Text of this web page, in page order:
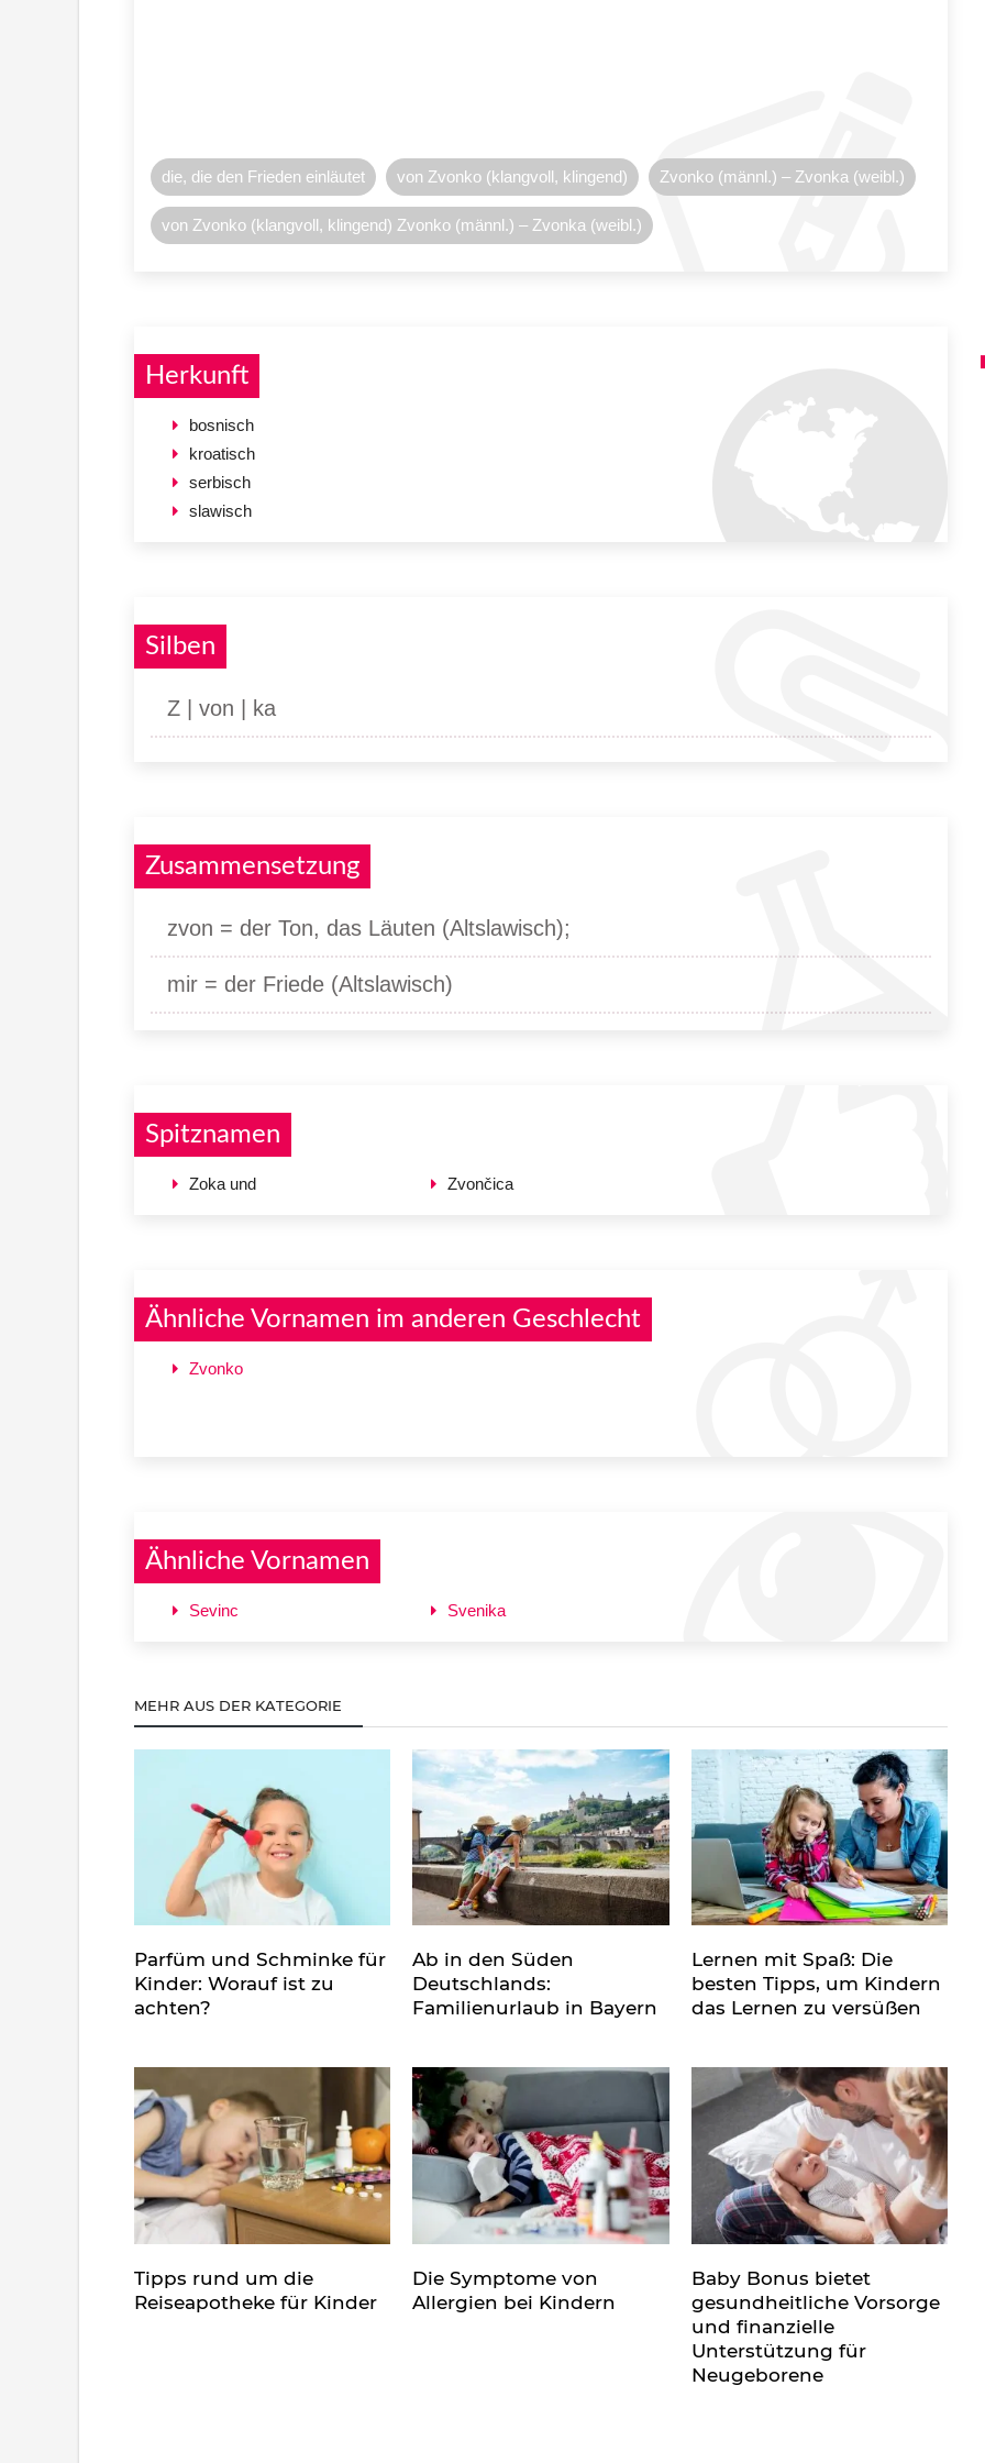
die, die den Frieden einläutet von Zvonko (klangvoll, klingend) Zvonko (männl.) – Zvonka (weibl.)
von Zvonko (klangvoll, klingend) Zvonko (männl.) – Zvonka (weibl.)
Herkunft
bosnisch
kroatisch
serbisch
slawisch
Silben
Z | von | ka
Zusammensetzung
zvon = der Ton, das Läuten (Altslawisch);
mir = der Friede (Altslawisch)
Spitznamen
Zoka und Zvončica
Ähnliche Vornamen im anderen Geschlecht
Zvonko
Ähnliche Vornamen
Sevinc Svenika
MEHR AUS DER KATEGORIE
Parfüm und Schminke für
Kinder: Worauf ist zu
achten?
Ab in den Süden
Deutschlands:
Familienurlaub in Bayern
Lernen mit Spaß: Die
besten Tipps, um Kindern
das Lernen zu versüßen
Tipps rund um die
Reiseapotheke für Kinder
Die Symptome von
Allergien bei Kindern
Baby Bonus bietet
gesundheitliche Vorsorge
und finanzielle
Unterstützung für
Neugeborene